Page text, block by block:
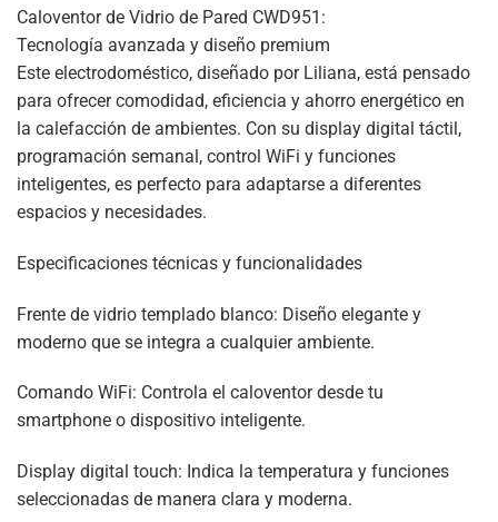
Caloventor de Vidrio de Pared CWD951:
Tecnología avanzada y diseño premium
Este electrodoméstico, diseñado por Liliana, está pensado
para ofrecer comodidad, eficiencia y ahorro energético en
la calefacción de ambientes. Con su display digital táctil,
programación semanal, control WiFi y funciones
inteligentes, es perfecto para adaptarse a diferentes
espacios y necesidades.
Especificaciones técnicas y funcionalidades
Frente de vidrio templado blanco: Diseño elegante y
moderno que se integra a cualquier ambiente.
Comando WiFi: Controla el caloventor desde tu
smartphone o dispositivo inteligente.
Display digital touch: Indica la temperatura y funciones
seleccionadas de manera clara y moderna.